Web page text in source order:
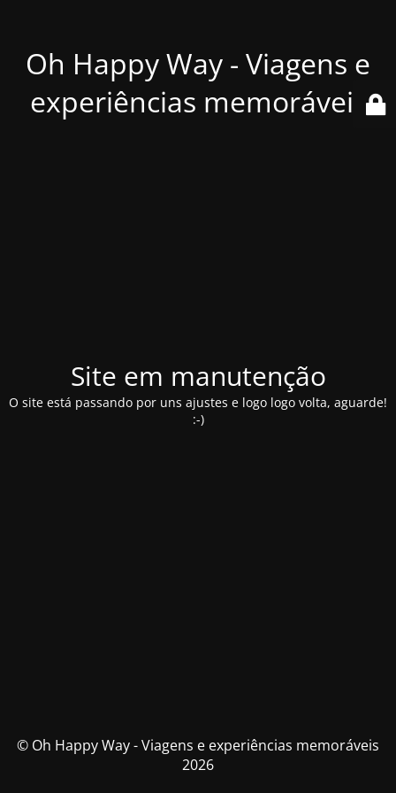
Oh Happy Way - Viagens e
experiências memoráveis
Site em manutenção
O site está passando por uns ajustes e logo logo volta, aguarde!
:-)
© Oh Happy Way - Viagens e experiências memoráveis
2026